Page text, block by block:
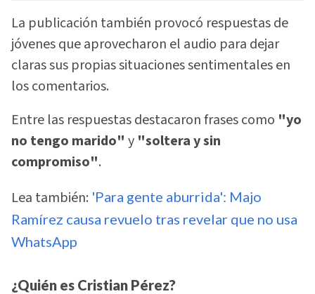
La publicación también provocó respuestas de
jóvenes que aprovecharon el audio para dejar
claras sus propias situaciones sentimentales en
los comentarios.
Entre las respuestas destacaron frases como "yo
no tengo marido" y "soltera y sin
compromiso".
Lea también: 'Para gente aburrida': Majo
Ramírez causa revuelo tras revelar que no usa
WhatsApp
¿Quién es Cristian Pérez?